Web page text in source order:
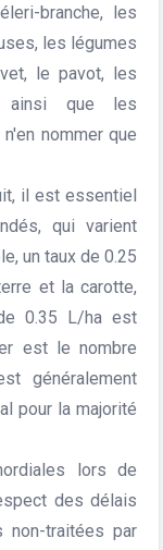
branche, les
les légumes
le pavot, les
ainsi que les
nommer que
il est essentiel
qui varient
un taux de 0.25
et la carotte,
0.35 L/ha est
est le nombre
généralement
pour la majorité
lors de
des délais
traitées par